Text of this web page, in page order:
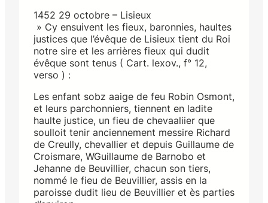
1452 29 octobre – Lisieux
» Cy ensuivent les fieux, baronnies, haultes
justices que l’évêque de Lisieux tient du Roi
notre sire et les arrières fieux qui dudit
évêque sont tenus ( Cart. lexov., f° 12,
verso ) :
Les enfant sobz aaige de feu Robin Osmont,
et leurs parchonniers, tiennent en ladite
haulte justice, un fieu de chevaaliier que
soulloit tenir anciennement messire Richard
de Creully, chevallier et depuis Guillaume de
Croismare, WGuillaume de Barnobo et
Jehanne de Beuvillier, chacun son tiers,
nommé le fieu de Beuvillier, assis en la
paroisse dudit lieu de Beuvillier et ès parties